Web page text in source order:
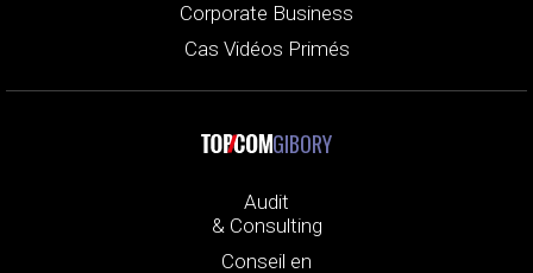
Corporate Business
Cas Vidéos Primés
GIBORY
Audit
& Consulting
Conseil en